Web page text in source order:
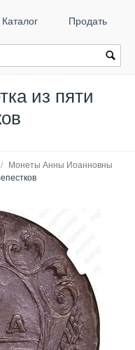
Каталог Продать
из пяти
/
Монеты Анны Иоанновны